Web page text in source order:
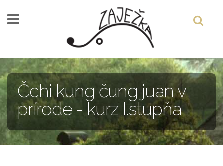
Čchi kung čung juan v
prírode - kurz I.stupňa